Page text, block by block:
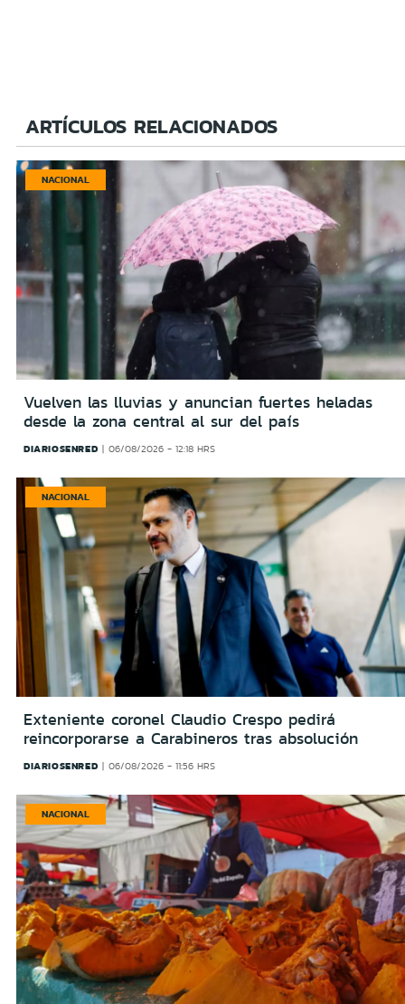
ARTÍCULOS RELACIONADOS
NACIONAL
Vuelven las lluvias y anuncian fuertes heladas
desde la zona central al sur del país
DIARIOSENRED 06/08/2026 - 12:18 HRS
NACIONAL
Exteniente coronel Claudio Crespo pedirá
reincorporarse a Carabineros tras absolución
DIARIOSENRED 06/08/2026 - 11:56 HRS
NACIONAL